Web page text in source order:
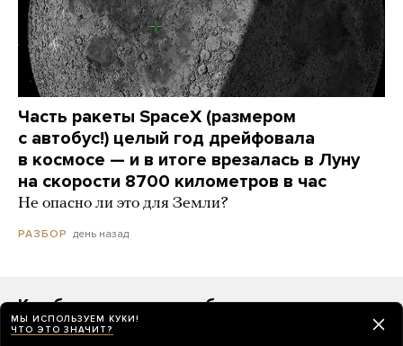
Часть ракеты SpaceX (размером
с автобус!) целый год дрейфовала
в космосе — и в итоге врезалась в Луну
на скорости 8700 километров в час
Не опасно ли это для Земли?
РАЗБОР день назад
Как будет выглядеть бюллетень
на выборах в Госдуму 2026 года
МЫ ИСПОЛЬЗУЕМ КУКИ!
ЧТО ЭТО ЗНАЧИТ?